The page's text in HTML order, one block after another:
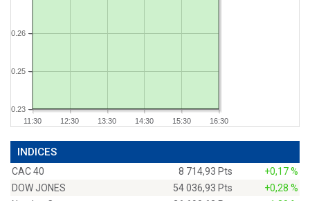
11:30 12:30 13:30 14:30 15:30 16:30
0.23
0.25
0.26
INDICES
CAC 40 8 714,93 Pts
+0,17 %
DOW JONES
54 036,93 Pts
+0,28 %